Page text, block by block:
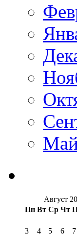
Август
Пн Вт Ср Чт
3
4 5 6 7